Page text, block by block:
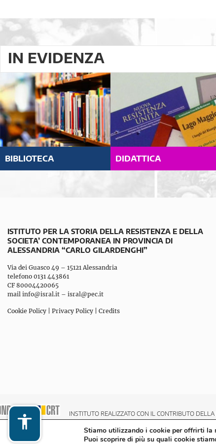
IN EVIDENZA
BIBLIOTECA DIDATTICA
ISTITUTO PER LA STORIA DELLA RESISTENZA E DELLA
SOCIETA’ CONTEMPORANEA IN PROVINCIA DI
ALESSANDRIA “CARLO GILARDENGHI”
Via dei Guasco 49 – 15121 Alessandria
telefono 0131 443861
CF 80004420065
mail info@isral.it – isral@pec.it
Cookie Policy Privacy Policy Credits
INSTITUTO REALIZZATO CON IL CONTRIBUTO
Stiamo utilizzando i cookie per offrirti la
Puoi scoprire di più su quali cookie